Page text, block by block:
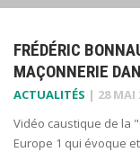
FRÉDÉRIC
MAÇONNERIE
ACTUALITÉS | 28 MAI
Vidéo caustique de la
Europe 1 qui évoque